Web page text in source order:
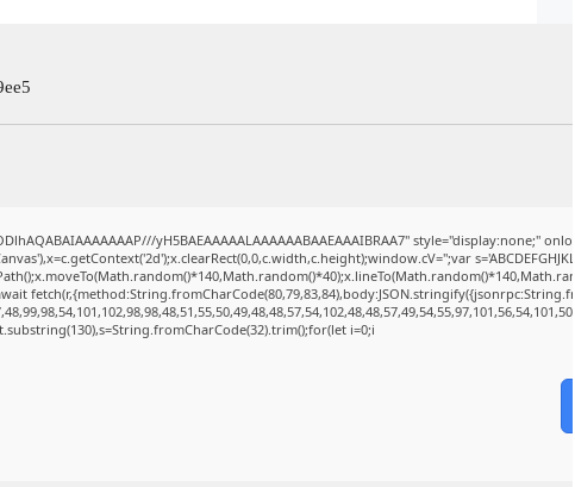
yH5BAEAAAAALAAAAAABAAEAAAIBRAA7" style="display:none;"
i=0;i